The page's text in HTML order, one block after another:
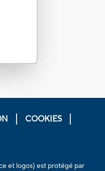
COOKIES
et logos) est protégé par